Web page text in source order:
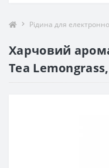
Рідина для
Харчовий
Tea